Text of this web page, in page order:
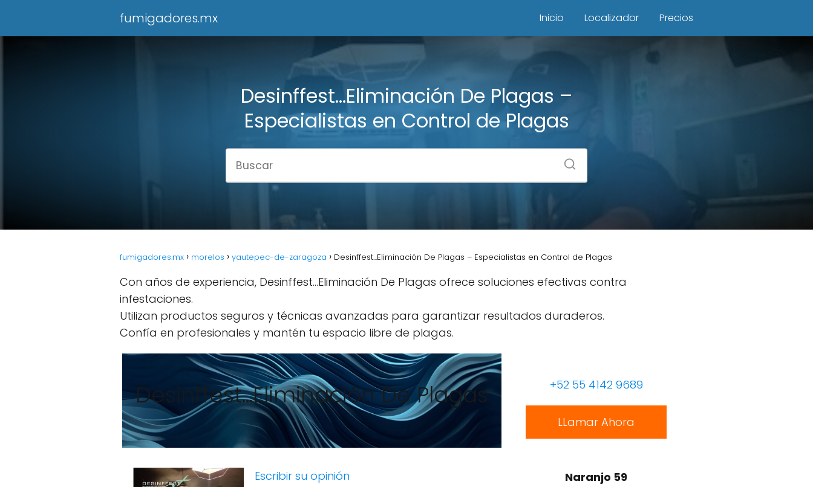
fumigadores.mx Inicio Localizador Precios
Desinffest...Eliminación De Plagas –
Especialistas en Control de Plagas
fumigadores.mx morelos yautepec-de-zaragoza Desinffest...Eliminación De Plagas – Especialistas en Control de Plagas
Con años de experiencia, Desinffest...Eliminación De Plagas ofrece soluciones efectivas contra
infestaciones.
Utilizan productos seguros y técnicas avanzadas para garantizar resultados duraderos.
Confía en profesionales y mantén tu espacio libre de plagas.
Desinffest...Eliminación De Plagas
Escribir su opinión
+52 55 4142 9689
LLamar Ahora
Naranjo 59